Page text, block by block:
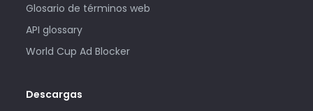
Glosario de términos web
API glossary
World Cup Ad Blocker
Descargas